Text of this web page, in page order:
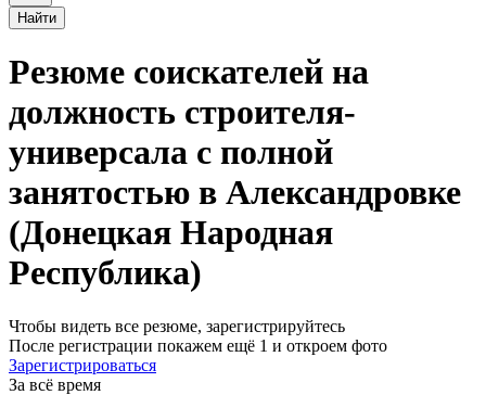
Найти
Резюме соискателей на
должность строителя-
универсала с полной
занятостью в Александровке
(Донецкая Народная
Республика)
Чтобы видеть все резюме, зарегистрируйтесь
После регистрации покажем ещё 1 и откроем фото
Зарегистрироваться
За всё время